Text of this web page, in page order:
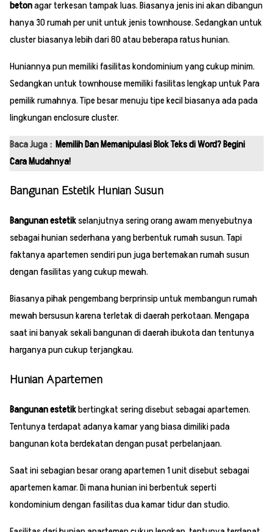
betonagar terkesan tampak luas. Biasanya jenis ini akan dibangun
hanya 30 rumah per unit untuk jenis townhouse. Sedangkan untuk
cluster biasanya lebih dari 80 atau beberapa ratus hunian.
Huniannya pun memiliki fasilitas kondominium yang cukup minim.
Sedangkan untuk townhouse memiliki fasilitas lengkap untuk Para
pemilik rumahnya. Tipe besar menuju tipe kecil biasanya ada pada
lingkungan enclosure cluster.
Baca Juga : Memilih Dan Memanipulasi Blok Teks di Word? Begini
Cara Mudahnya!
Bangunan Estetik Hunian Susun
Bangunan estetikselanjutnya sering orang awam menyebutnya
sebagai hunian sederhana yang berbentuk rumah susun. Tapi
faktanya apartemen sendiri pun juga bertemakan rumah susun
dengan fasilitas yang cukup mewah.
Biasanya pihak pengembang berprinsip untuk membangun rumah
mewah bersusun karena terletak di daerah perkotaan. Mengapa
saat ini banyak sekali bangunan di daerah ibukota dan tentunya
harganya pun cukup terjangkau.
Hunian Apartemen
Bangunan estetikbertingkat sering disebut sebagai apartemen.
Tentunya terdapat adanya kamar yang biasa dimiliki pada
bangunan kota berdekatan dengan pusat perbelanjaan.
Saat ini sebagian besar orang apartemen 1 unit disebut sebagai
apartemen kamar. Di mana hunian ini berbentuk seperti
kondominium dengan fasilitas dua kamar tidur dan studio.